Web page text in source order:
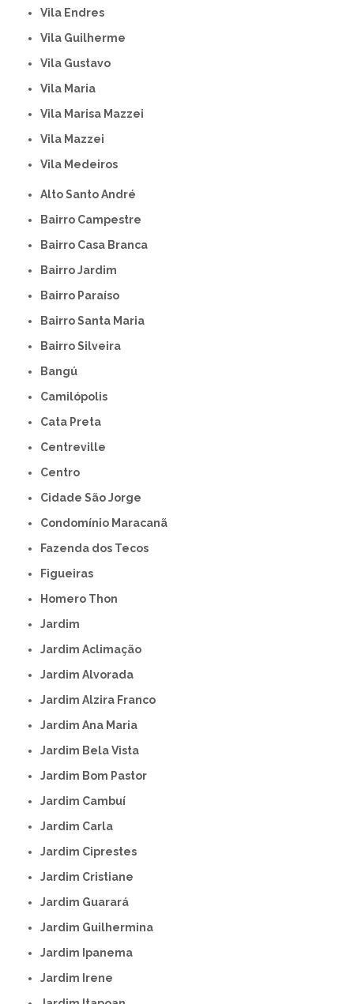
Vila Endres
Vila Guilherme
Vila Gustavo
Vila Maria
Vila Marisa Mazzei
Vila Mazzei
Vila Medeiros
Alto Santo André
Bairro Campestre
Bairro Casa Branca
Bairro Jardim
Bairro Paraíso
Bairro Santa Maria
Bairro Silveira
Bangú
Camilópolis
Cata Preta
Centreville
Centro
Cidade São Jorge
Condomínio Maracanã
Fazenda dos Tecos
Figueiras
Homero Thon
Jardim
Jardim Aclimação
Jardim Alvorada
Jardim Alzira Franco
Jardim Ana Maria
Jardim Bela Vista
Jardim Bom Pastor
Jardim Cambuí
Jardim Carla
Jardim Ciprestes
Jardim Cristiane
Jardim Guarará
Jardim Guilhermina
Jardim Ipanema
Jardim Irene